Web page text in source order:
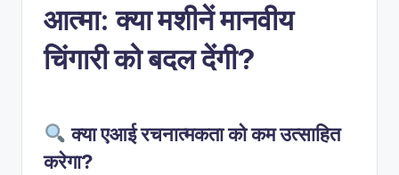
dआत्मा: क्या मशीनें मानवीय
चिंगारी को बदल देंगी?
क्या एआई रचनात्मकता को कम उत्साहित
करेगा?